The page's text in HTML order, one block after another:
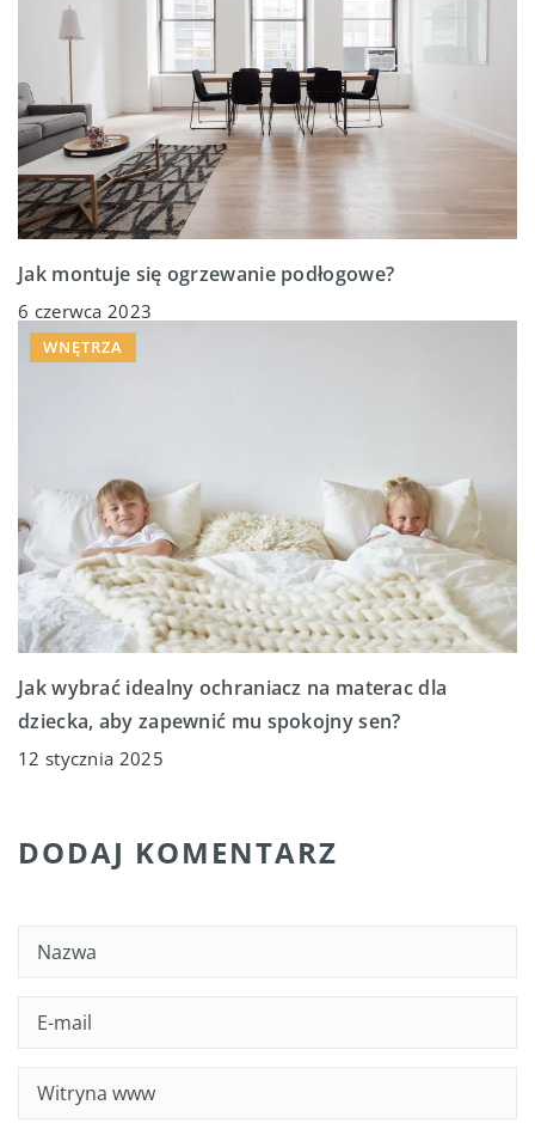
Jak montuje się ogrzewanie podłogowe?
6 czerwca 2023
WNĘTRZA
Jak wybrać idealny ochraniacz na materac dla
dziecka, aby zapewnić mu spokojny sen?
12 stycznia 2025
DODAJ KOMENTARZ